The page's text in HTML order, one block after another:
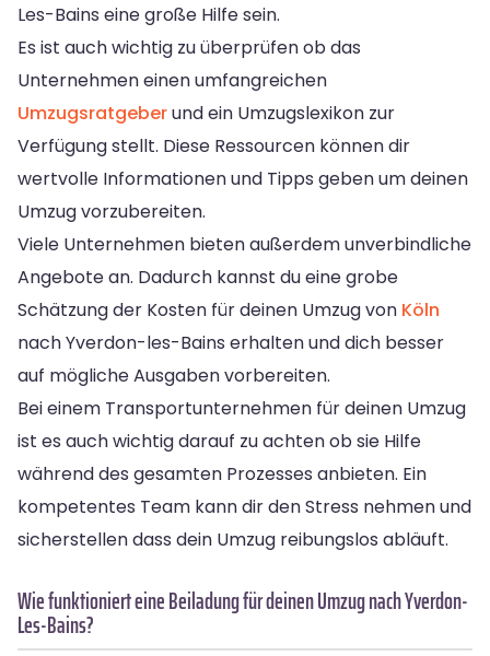
Les-Bains eine große Hilfe sein.
Es ist auch wichtig zu überprüfen ob das
Unternehmen einen umfangreichen
Umzugsratgeberund ein Umzugslexikon zur
Verfügung stellt. Diese Ressourcen können dir
wertvolle Informationen und Tipps geben um deinen
Umzug vorzubereiten.
Viele Unternehmen bieten außerdem unverbindliche
Angebote an. Dadurch kannst du eine grobe
Schätzung der Kosten für deinen Umzug von Köln
nach Yverdon-les-Bains erhalten und dich besser
auf mögliche Ausgaben vorbereiten.
Bei einem Transportunternehmen für deinen Umzug
ist es auch wichtig darauf zu achten ob sie Hilfe
während des gesamten Prozesses anbieten. Ein
kompetentes Team kann dir den Stress nehmen und
sicherstellen dass dein Umzug reibungslos abläuft.
Wie funktioniert eine Beiladung für deinen Umzug nach Yverdon-
Les-Bains?